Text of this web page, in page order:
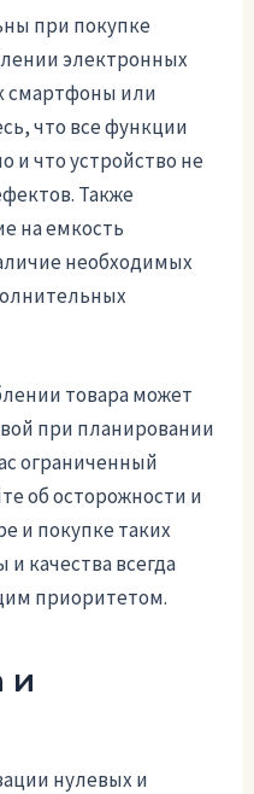
при покупке
электронных
смартфоны или
что все функции
и что устройство не
Также
на емкость
необходимых
товара может
при планировании
ограниченный
об осторожности и
и покупке таких
качества всегда
приоритетом.
и
нулевых и